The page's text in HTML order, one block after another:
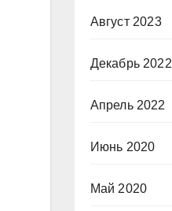
Август 2023
Декабрь 2022
Апрель 2022
Июнь 2020
Май 2020